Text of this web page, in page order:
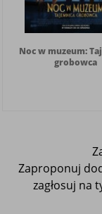
Noc w muzeum:
grobowca
Zaproponuj
zagłosuj na